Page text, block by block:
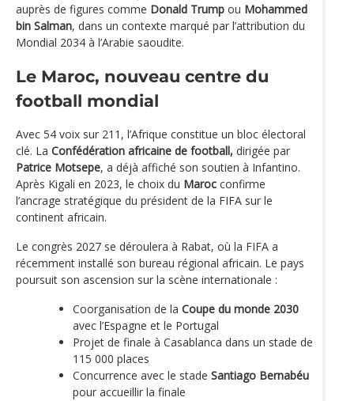
auprès de figures comme Donald Trump ou Mohammed
bin Salman, dans un contexte marqué par l’attribution du
Mondial 2034 à l’Arabie saoudite.
Le Maroc, nouveau centre du
football mondial
Avec 54 voix sur 211, l’Afrique constitue un bloc électoral
clé. La Confédération africaine de football, dirigée par
Patrice Motsepe, a déjà affiché son soutien à Infantino.
Après Kigali en 2023, le choix du Maroc confirme
l’ancrage stratégique du président de la FIFA sur le
continent africain.
Le congrès 2027 se déroulera à Rabat, où la FIFA a
récemment installé son bureau régional africain. Le pays
poursuit son ascension sur la scène internationale :
Coorganisation de la Coupe du monde 2030
avec l’Espagne et le Portugal
Projet de finale à Casablanca dans un stade de
115 000 places
Concurrence avec le stade Santiago Bernabéu
pour accueillir la finale